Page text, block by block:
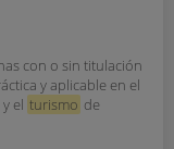
con o sin titulación
y aplicable en el
el turismo de